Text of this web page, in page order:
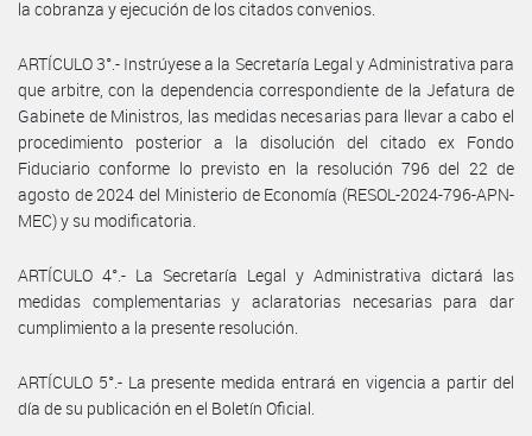
la cobranza y ejecución de los citados convenios.
ARTÍCULO 3°.- Instrúyese a la Secretaría Legal y Administrativa para
que arbitre, con la dependencia correspondiente de la Jefatura de
Gabinete de Ministros, las medidas necesarias para llevar a cabo el
procedimiento posterior a la disolución del citado ex Fondo
Fiduciario conforme lo previsto en la resolución 796 del 22 de
agosto de 2024 del Ministerio de Economía (RESOL-2024-796-APN-
MEC) y su modificatoria.
ARTÍCULO 4°.- La Secretaría Legal y Administrativa dictará las
medidas complementarias y aclaratorias necesarias para dar
cumplimiento a la presente resolución.
ARTÍCULO 5°.- La presente medida entrará en vigencia a partir del
día de su publicación en el Boletín Oficial.